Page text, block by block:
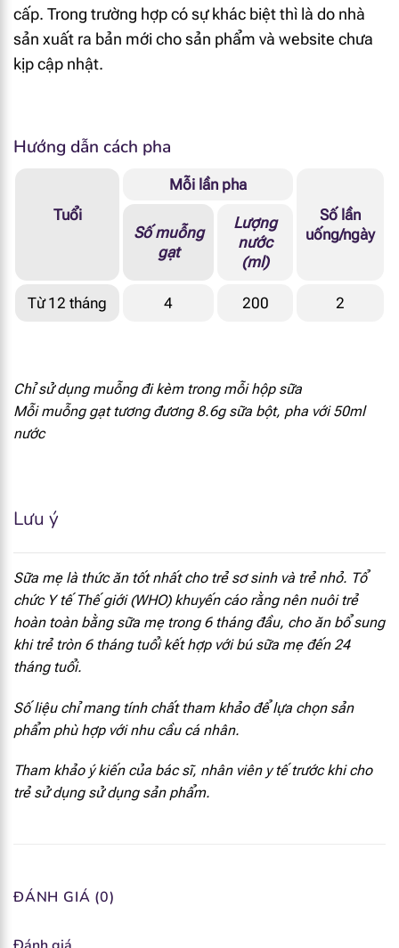
[popup_anything
id="2688"]
0.5 g
[popup_anything
id="1958"]
<1 g
[popup_anything
id="1974"]
[popup_anything
id="1972"]
330 mg
[popup_anything
[popup_anything
id="1915"]
0.54 mcg
[popup_anything
id="1921"]
6.5 mg
[popup_anything
id="1922"]
0.1 mg
[popup_anything
id="1923"]
0.17 mg
id="1926"]
[popup_anything
cấp. Trong trường hợp có sự khác biệt thì là do nhà
sản xuất ra bản mới cho sản phẩm và website chưa
kịp cập nhật.
Hướng dẫn cách pha
Tuổi
Mỗi lần pha
Số lần
uống/ngày
Số muỗng
gạt
Lượng
nước
(ml)
Từ 12 tháng 4 200 2
Chỉ sử dụng muỗng đi kèm trong mỗi hộp sữa
Mỗi muỗng gạt tương đương 8.6g sữa bột, pha với 50ml
nước
Lưu ý
Sữa mẹ là thức ăn tốt nhất cho trẻ sơ sinh và trẻ nhỏ. Tổ
chức Y tế Thế giới (WHO) khuyến cáo rằng nên nuôi trẻ
hoàn toàn bằng sữa mẹ trong 6 tháng đầu, cho ăn bổ sung
khi trẻ tròn 6 tháng tuổi kết hợp với bú sữa mẹ đến 24
tháng tuổi.
Số liệu chỉ mang tính chất tham khảo để lựa chọn sản
phẩm phù hợp với nhu cầu cá nhân.
Tham khảo ý kiến của bác sĩ, nhân viên y tế trước khi cho
trẻ sử dụng sử dụng sản phẩm.
ĐÁNH GIÁ (0)